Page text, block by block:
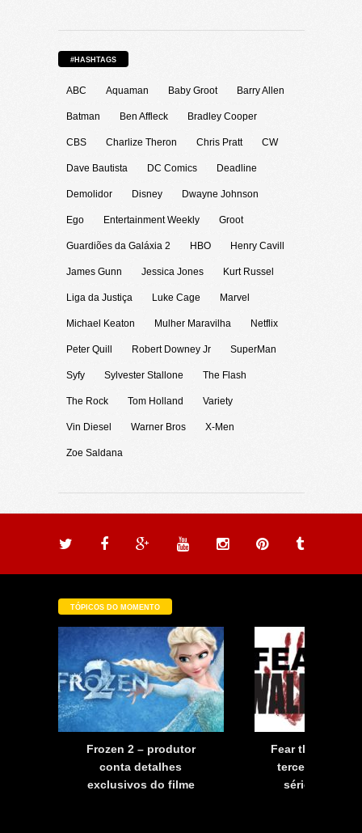
#HASHTAGS
ABC Aquaman Baby Groot Barry Allen
Batman Ben Affleck Bradley Cooper
CBS Charlize Theron Chris Pratt CW
Dave Bautista DC Comics Deadline
Demolidor Disney Dwayne Johnson
Ego Entertainment Weekly Groot
Guardiões da Galáxia 2 HBO Henry Cavill
James Gunn Jessica Jones Kurt Russel
Liga da Justiça Luke Cage Marvel
Michael Keaton Mulher Maravilha Netflix
Peter Quill Robert Downey Jr SuperMan
Syfy Sylvester Stallone The Flash
The Rock Tom Holland Variety
Vin Diesel Warner Bros X-Men
Zoe Saldana
TÓPICOS DO MOMENTO
Frozen 2 – produtor
conta detalhes
exclusivos do filme
Fear the
terceira
série já tem